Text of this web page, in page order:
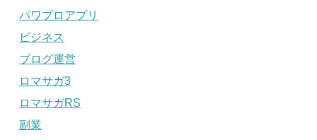
パワプロアプリ
ビジネス
ブログ運営
ロマサガ3
ロマサガRS
副業